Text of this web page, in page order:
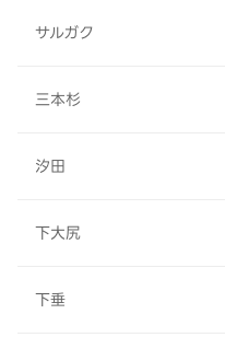
サルガク
三本杉
汐田
下大尻
下垂